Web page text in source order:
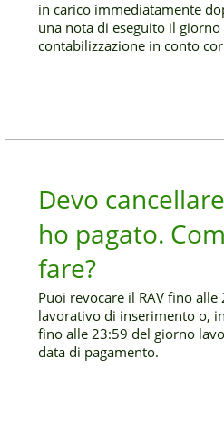
in carico immediatamente
una nota di eseguito il giorno
contabilizzazione in conto
Devo
ho pagato.
fare?
Puoi revocare il RAV fino
lavorativo di inserimento o,
fino alle 23:59 del giorno
data di pagamento.